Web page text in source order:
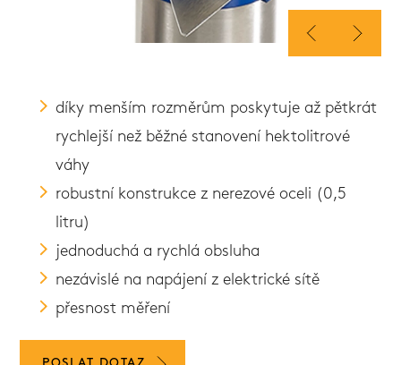
díky menším rozměrům poskytuje až pětkrát
rychlejší než běžné stanovení hektolitrové
váhy
robustní konstrukce z nerezové oceli (0,5
litru)
jednoduchá a rychlá obsluha
nezávislé na napájení z elektrické sítě
přesnost měření